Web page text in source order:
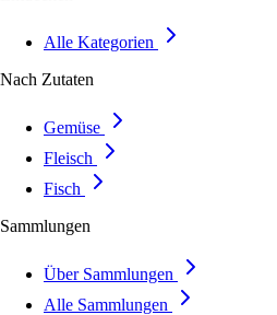
Alle Kategorien
Nach Zutaten
Gemüse
Fleisch
Fisch
Sammlungen
Über Sammlungen
Alle Sammlungen